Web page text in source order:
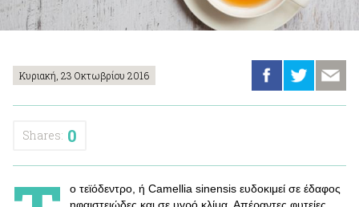
Κυριακή, 23 Οκτωβρίου 2016
Shares: 0
ο τεϊόδεντρο, ή Camellia sinensis ευδοκιμεί σε έδαφος